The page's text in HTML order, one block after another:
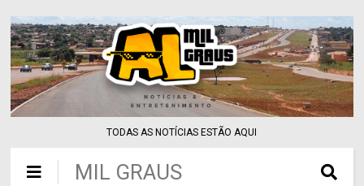
TODAS AS NOTÍCIAS ESTÃO AQUI
MIL GRAUS